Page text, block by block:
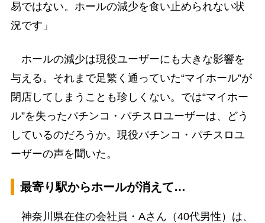
易ではない。ホールの減少を食い止められない状
況です」
ホールの減少は現役ユーザーにも大きな影響を
与える。それまで足繁く通っていた“マイホール”が
閉店してしまうことも珍しくない。では“マイホー
ル”を失ったパチンコ・パチスロユーザーは、どう
しているのだろうか。現役パチンコ・パチスロユ
ーザーの声を聞いた。
最寄り駅からホールが消えて…
神奈川県在住の会社員・Aさん（40代男性）は、